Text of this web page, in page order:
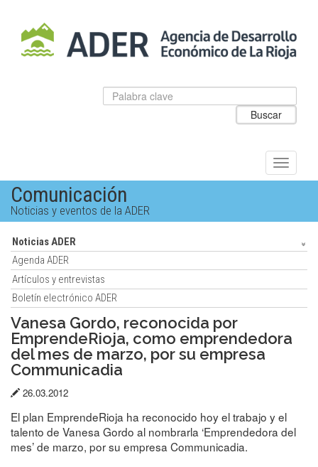
Salto
al
contenido
Datos
para
Introduzca
el
Buscar
Alternar
Comunicación
Noticias y eventos de la ADER
Noticias ADER
Agenda ADER
Artículos y entrevistas
Boletín electrónico ADER
Vanesa Gordo, reconocida por
EmprendeRioja, como emprendedora
del mes de marzo, por su empresa
Communicadia
Fecha
de
publicación:
26.03.2012
El plan EmprendeRioja ha reconocido hoy el trabajo y el
talento de Vanesa Gordo al nombrarla ‘Emprendedora del
mes’ de marzo, por su empresa Communicadia.